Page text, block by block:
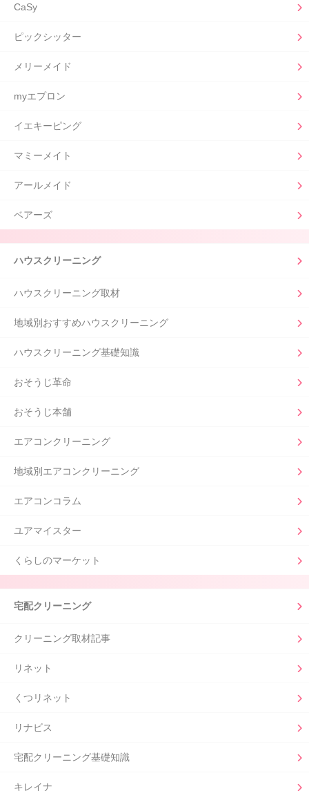
CaSy
ピックシッター
メリーメイド
myエプロン
イエキーピング
マミーメイト
アールメイド
ベアーズ
ハウスクリーニング
ハウスクリーニング取材
地域別おすすめハウスクリーニング
ハウスクリーニング基礎知識
おそうじ革命
おそうじ本舗
エアコンクリーニング
地域別エアコンクリーニング
エアコンコラム
ユアマイスター
くらしのマーケット
宅配クリーニング
クリーニング取材記事
リネット
くつリネット
リナビス
宅配クリーニング基礎知識
キレイナ